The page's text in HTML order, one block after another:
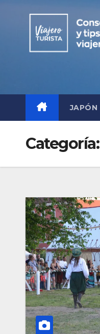
contenido
JAPÓN
Categoría: